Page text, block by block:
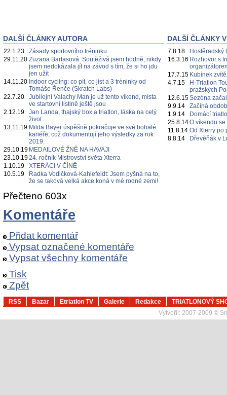
DALŠÍ ČLÁNKY AUTORA
22.1.23
Zásady sportovního tréninku.
29.11.20 Zuzana Bartasová: Soutěživá jsem hodně, nikdy
jsem nedokázala jít na závod s tím, že si ho jdu
jen užít
14.11.20 Indoor cycling: co pít, co jíst a 3 tréninky od
Tomáše Řenče (Skratch Labs)
22.7.20
Jubilejní Valachy Man je už tento víkend, místa
ve startovní listině ještě jsou
2.12.19
Jan Landa, thajský box a triatlon, láska na celý
život...
13.11.19 Milda Bayer úspěšně pokračuje ve své bohaté
kariéře, což dokumentují jeho výsledky za rok
2019.
29.10.19 MEDAILOVÉ ŽNĚ NA HAVAJI
23.10.1924. ročník Mistrovství světa Xterra
1.10.19
XTERÁCI V ČÍNĚ
10.5.19
Radka Vodičková-Kahlefeldt: Jsem pyšná na to,
že se taková velká akce koná v mé rodné zemi!
DALŠÍ ČLÁNKY
7.8.18
Hostěradský
16.3.16 Rozhovor s
17.7.15 Kubínek
4.7.15
H-Triatlon
pražských
12.6.15Sezóna
9.9.14
Začíná
1.9.14
Domácí
25.8.14O víkendu
11.8.14 Od Xterry po
8.8.14
Dřevěňák v
Přečteno 603x
Komentáře
Přidat komentář
Vypsat označené komentáře
Vypsat všechny komentáře
Tisk
Zpět
RSS Bazar Etriatlon TV Galerie Redakce
TRIATLONOVÝ
Vytvořil: 2007-2009 ©